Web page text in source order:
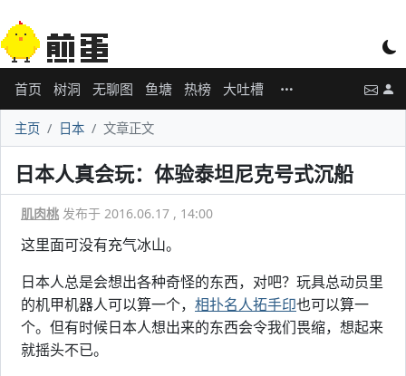
首页 树洞 无聊图 鱼塘 热榜 大吐槽
主页 日本 文章正文
日本人真会玩：体验泰坦尼克号式沉船
肌肉桃 发布于 2016.06.17 , 14:00
这里面可没有充气冰山。
日本人总是会想出各种奇怪的东西，对吧？玩具总动员里
的机甲机器人可以算一个， 相扑名人拓手印也可以算一
个。但有时候日本人想出来的东西会令我们畏缩，想起来
就摇头不已。